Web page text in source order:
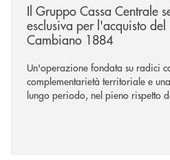
Il Gruppo Cassa Centrale
esclusiva per l'acquisto
Cambiano 1884
Un'operazione fondata su radici
complementarietà territoriale e
lungo periodo, nel pieno rispetto
negoziazione esclusiva per la